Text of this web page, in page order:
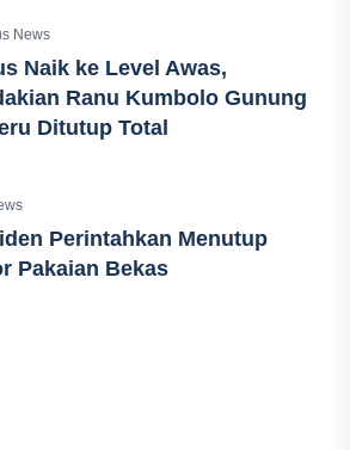
News
Naik ke Level Awas,
Ranu Kumbolo Gunung
Ditutup Total
Perintahkan Menutup
Pakaian Bekas